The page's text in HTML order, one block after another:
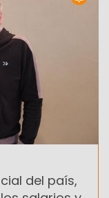
del país,